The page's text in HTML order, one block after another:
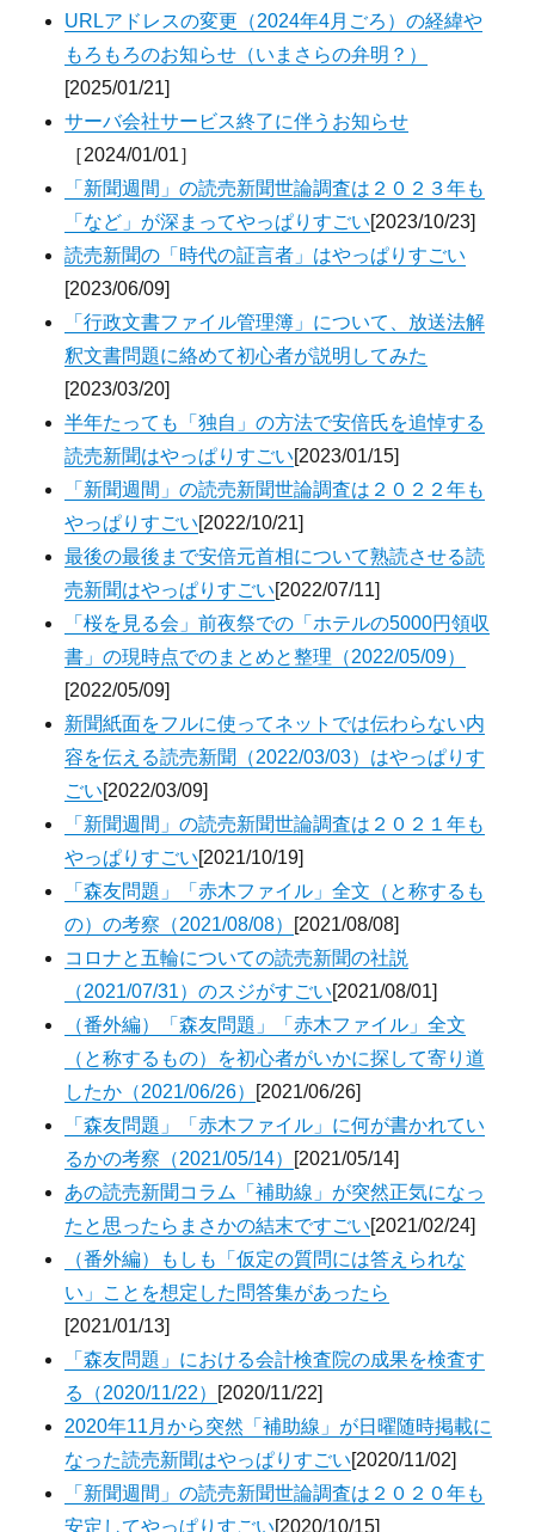
URLアドレスの変更（2024年4月ごろ）の経緯や
もろもろのお知らせ（いまさらの弁明？）
[2025/01/21]
サーバ会社サービス終了に伴うお知らせ
［2024/01/01］
「新聞週間」の読売新聞世論調査は２０２３年も
「など」が深まってやっぱりすごい[2023/10/23]
読売新聞の「時代の証言者」はやっぱりすごい
[2023/06/09]
「行政文書ファイル管理簿」について、放送法解
釈文書問題に絡めて初心者が説明してみた
[2023/03/20]
半年たっても「独自」の方法で安倍氏を追悼する
読売新聞はやっぱりすごい[2023/01/15]
「新聞週間」の読売新聞世論調査は２０２２年も
やっぱりすごい[2022/10/21]
最後の最後まで安倍元首相について熟読させる読
売新聞はやっぱりすごい[2022/07/11]
「桜を見る会」前夜祭での「ホテルの5000円領収
書」の現時点でのまとめと整理（2022/05/09）
[2022/05/09]
新聞紙面をフルに使ってネットでは伝わらない内
容を伝える読売新聞（2022/03/03）はやっぱりす
ごい[2022/03/09]
「新聞週間」の読売新聞世論調査は２０２１年も
やっぱりすごい[2021/10/19]
「森友問題」「赤木ファイル」全文（と称するも
の）の考察（2021/08/08） [2021/08/08]
コロナと五輪についての読売新聞の社説
（2021/07/31）のスジがすごい[2021/08/01]
（番外編）「森友問題」「赤木ファイル」全文
（と称するもの）を初心者がいかに探して寄り道
したか（2021/06/26） [2021/06/26]
「森友問題」「赤木ファイル」に何が書かれてい
るかの考察（2021/05/14） [2021/05/14]
あの読売新聞コラム「補助線」が突然正気になっ
たと思ったらまさかの結末ですごい[2021/02/24]
（番外編）もしも「仮定の質問には答えられな
い」ことを想定した問答集があったら
[2021/01/13]
「森友問題」における会計検査院の成果を検査す
る（2020/11/22） [2020/11/22]
2020年11月から突然「補助線」が日曜随時掲載に
なった読売新聞はやっぱりすごい[2020/11/02]
「新聞週間」の読売新聞世論調査は２０２０年も
安定してやっぱりすごい[2020/10/15]